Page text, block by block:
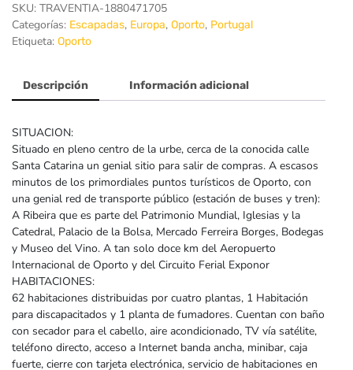
SKU: TRAVENTIA-1880471705
Categorías: Escapadas, Europa, Oporto, Portugal
Etiqueta: Oporto
Descripción Información adicional
SITUACION:
Situado en pleno centro de la urbe, cerca de la conocida calle
Santa Catarina un genial sitio para salir de compras. A escasos
minutos de los primordiales puntos turísticos de Oporto, con
una genial red de transporte público (estación de buses y tren):
A Ribeira que es parte del Patrimonio Mundial, Iglesias y la
Catedral, Palacio de la Bolsa, Mercado Ferreira Borges, Bodegas
y Museo del Vino. A tan solo doce km del Aeropuerto
Internacional de Oporto y del Circuito Ferial Exponor
HABITACIONES:
62 habitaciones distribuidas por cuatro plantas, 1 Habitación
para discapacitados y 1 planta de fumadores. Cuentan con baño
con secador para el cabello, aire acondicionado, TV vía satélite,
teléfono directo, acceso a Internet banda ancha, minibar, caja
fuerte, cierre con tarjeta electrónica, servicio de habitaciones en